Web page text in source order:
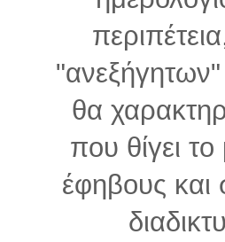
θα
που θίγει
έφηβους και